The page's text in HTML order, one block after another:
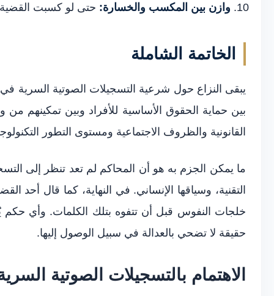
وازن بين المكسب والخسارة: حتى لو كسبت
الخاتمة الشاملة
يبقى النزاع حول شرعية التسجيلات الصوتية السرية
بين حماية الحقوق الأساسية للأفراد وبين تمكينهم
القانونية والظروف الاجتماعية ومستوى التطور
ما يمكن الجزم به هو أن المحاكم لم تعد تنظر إلى
التقنية، وسياقها الإنساني. في النهاية، كما قال أحد
خلجات النفوس قبل أن تتفوه بتلك الكلمات. وأي
حقيقة لا تضحي بالعدالة في سبيل الوصول إليها.
الاهتمام بالتسجيلات الصوتية